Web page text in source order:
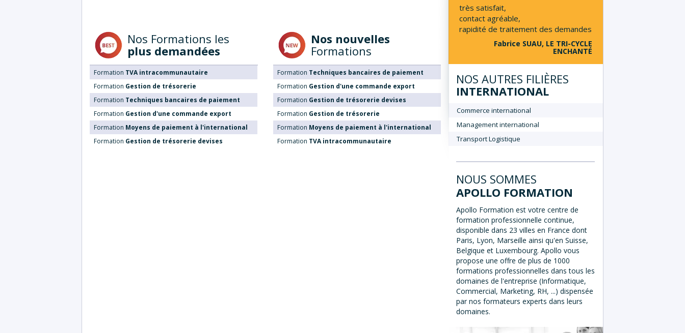
Nos Formations les
plus demandées
Formation TVA intracommunautaire
Formation Gestion de trésorerie
Formation Techniques bancaires de paiement
Formation Gestion d'une commande export
Formation Moyens de paiement à l'international
Formation Gestion de trésorerie devises
Nos nouvelles
Formations
Formation Techniques bancaires de paiement
Formation Gestion d'une commande export
Formation Gestion de trésorerie devises
Formation Gestion de trésorerie
Formation Moyens de paiement à l'international
Formation TVA intracommunautaire
très satisfait,
contact agréable,
rapidité de traitement des demandes
Fabrice SUAU, LE TRI-CYCLE
ENCHANTÉ
NOS AUTRES FILIÈRES
INTERNATIONAL
Commerce international
Management international
Transport Logistique
NOUS SOMMES
APOLLO FORMATION
Apollo Formation est votre centre de
formation professionnelle continue,
disponible dans 23 villes en France dont
Paris, Lyon, Marseille ainsi qu'en Suisse,
Belgique et Luxembourg. Apollo vous
propose une offre de plus de 1000
formations professionnelles dans tous les
domaines de l'entreprise (Informatique,
Commercial, Marketing, RH, ...) dispensée
par nos formateurs experts dans leurs
domaines.